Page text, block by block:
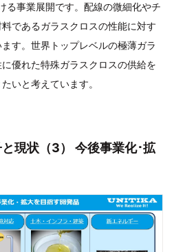
る事業展開です。配線の微細化やチ
であるガラスクロスの性能に対す
す。世界トップレベルの極薄ガラ
優れた特殊ガラスクロスの供給を
いと考えています。
現状（3） 今後事業化･拡